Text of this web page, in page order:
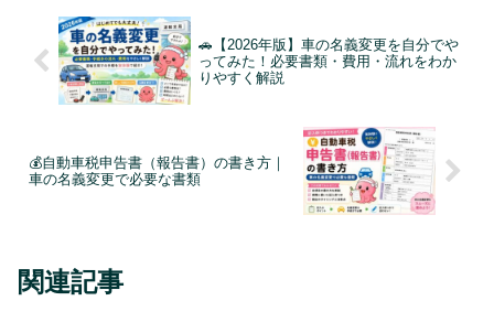
🚗【2026年版】車の名義変更を自分でや
ってみた！必要書類・費用・流れをわか
りやすく解説
💰自動車税申告書（報告書）の書き方｜
車の名義変更で必要な書類
関連記事